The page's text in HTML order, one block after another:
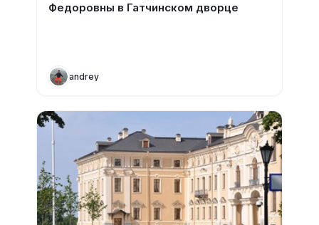
Федоровны в Гатчинском дворце
andrey